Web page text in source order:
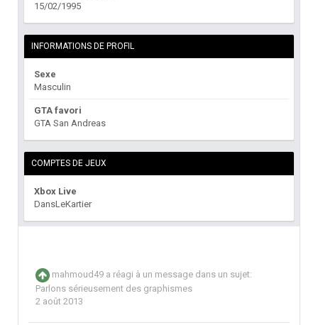
15/02/1995
INFORMATIONS DE PROFIL
Sexe
Masculin
GTA favori
GTA San Andreas
COMPTES DE JEUX
Xbox Live
DansLeKartier
mahmoud49 a réagi à un message dans un sujet:
Parlons sérieusement des graphismes
2 août 2013